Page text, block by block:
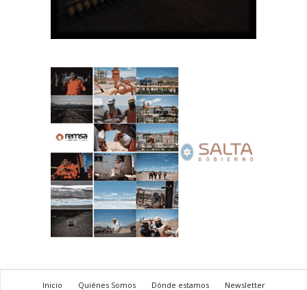
Inicio Quiénes Somos Dónde estamos Newsletter